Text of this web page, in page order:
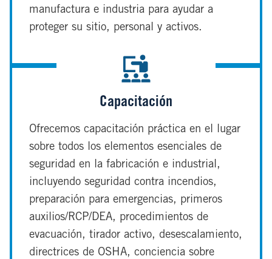
manufactura e industria para ayudar a
proteger su sitio, personal y activos.
Capacitación
Ofrecemos capacitación práctica en el lugar
sobre todos los elementos esenciales de
seguridad en la fabricación e industrial,
incluyendo seguridad contra incendios,
preparación para emergencias, primeros
auxilios/RCP/DEA, procedimientos de
evacuación, tirador activo, desescalamiento,
directrices de OSHA, conciencia sobre